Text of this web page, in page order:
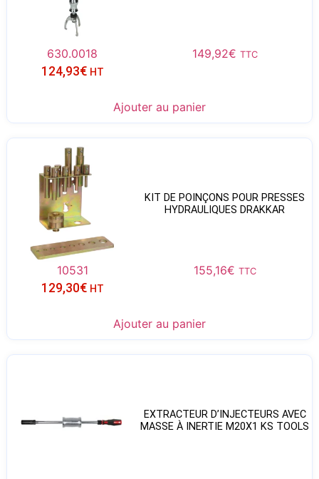
630.0018 149,92€ TTC
124,93€ HT
Ajouter au panier
KIT DE POINÇONS POUR PRESSES
HYDRAULIQUES DRAKKAR
10531 155,16€ TTC
129,30€ HT
Ajouter au panier
EXTRACTEUR D’INJECTEURS AVEC
MASSE À INERTIE M20X1 KS TOOLS